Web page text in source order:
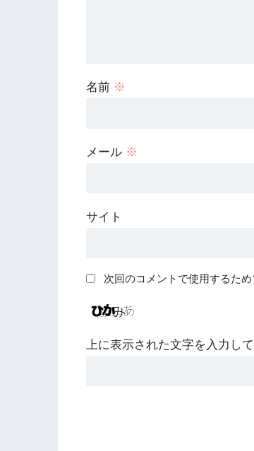
名前 ※
メール ※
サイト
次回のコメントで使用するた
上に表示された文字を入力し